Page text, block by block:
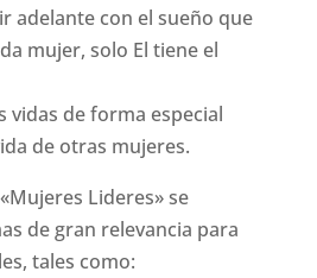
adelante con el sueño que
mujer, solo El tiene el
vidas de forma especial
de otras mujeres.
Lideres» se
de gran relevancia para
tales como: